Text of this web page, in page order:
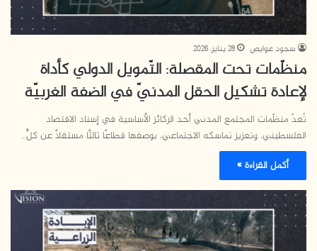
سجود عوايص 28 يناير، 2026
منظّمات تحت المقصلة: التّمويل الدولي كأداة
لإعادة تشكيل الحقل المدنيّ في الضفة الغربيّة
تُعدّ منظّمات المجتمع المدني أحد الركائز الأساسية في إسناد الاقتصاد
الفلسطيني، وتعزيز تماسكه الاجتماعي، بوصفها قطاعًا ثالثًا مستقلًا عن كلٍّ…
أكمل القراءة »